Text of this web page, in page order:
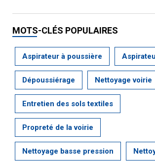
MOTS-CLÉS POPULAIRES
Aspirateur à poussière
Dépoussiérage Nettoyage voirie
Entretien des sols textiles
Propreté de la voirie
Nettoyage basse pression